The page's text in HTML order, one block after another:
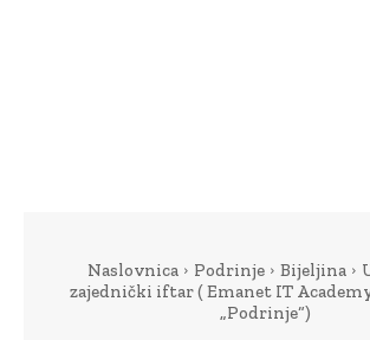
Naslovnica Podrinje Bijeljina
zajednički iftar ( Emanet IT
„Podrinje“)